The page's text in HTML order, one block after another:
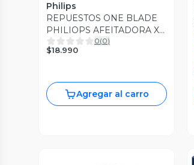
Philips
REPUESTOS ONE BLADE
PHILIOPS AFEITADORA X1
QP210/51
0(0)
$18.990
Agregar al carro